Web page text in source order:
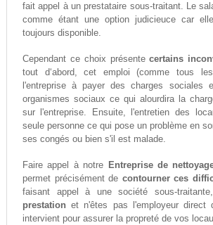
fait appel à un prestataire sous-traitant. Le
comme étant une option judicieuce car
toujours disponible.
Cependant ce choix présentecertains
tout d‘abord, cet emploi (comme tous
l'entreprise à payer des charges sociales
organismes sociaux ce qui alourdira la
sur l'entreprise. Ensuite, l'entretien des
seule personne ce qui pose un problème en
ses congés ou bien s'il est malade.
Faire appel à notre Entreprise de
permet précisément de contourner ces
faisant appel à une société sous-
prestation et n'êtes pas l'employeur direct
intervient pour assurer la propreté de vos